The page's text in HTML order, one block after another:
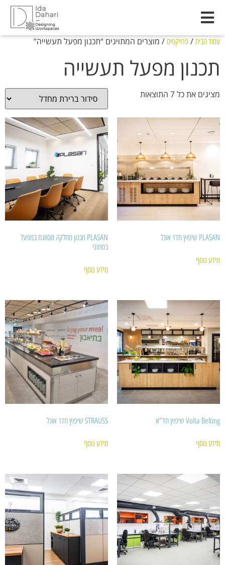
עמוד הבית / פרויקטים / מוצרים המתויגים “תכנון מפעל תעשייה”
תכנון מפעל תעשייה
מציגים את כל ⁦7⁩ התוצאות
PLASAN שיפוץ חדר אוכל
מידע נוסף
PLASAN תכנון מחלקה מסווגת במפעל
בטחוני
מידע נוסף
Volta Belting שיפוץ חד"א
מידע נוסף
STRAUSS שיפוץ חדר אוכל
מידע נוסף